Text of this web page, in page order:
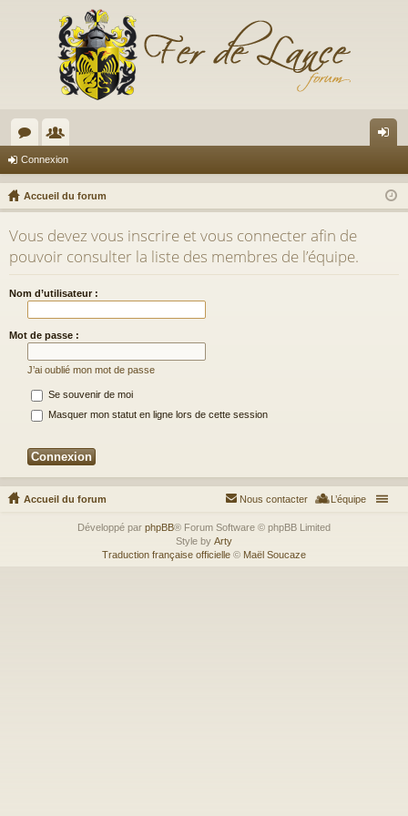
or
u
m
s
e
m
br
es
ne
xi
Connexion
Accueil du forum
Vous devez vous inscrire et vous connecter afin de
pouvoir consulter la liste des membres de l’équipe.
Nom d’utilisateur :
Mot de passe :
J’ai oublié mon mot de passe
Se souvenir de moi
Masquer mon statut en ligne lors de cette session
Accueil du forum L’équipe
Nous contacter
Développé par phpBB® Forum Software © phpBB Limited
Style by Arty
Traduction française officielle © Maël Soucaze